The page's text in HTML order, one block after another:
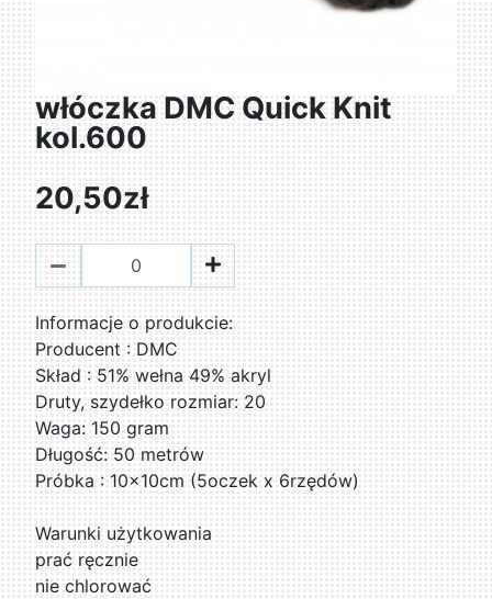
włóczka DMC Quick Knit
kol.600
20,50zł
­Informacje o produkcie:
Producent : DMC
Skład : 51% wełna 49% akryl
Druty, szydełko rozmiar: 20
Waga: 150 gram
Długość: 50 metrów
Próbka : 10x10cm (5oczek x 6rzędów)
Warunki użytkowania
prać ręcznie
nie chlorować